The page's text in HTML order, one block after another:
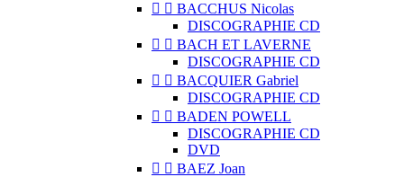
  BACCHUS Nicolas
DISCOGRAPHIE CD
  BACH ET LAVERNE
DISCOGRAPHIE CD
  BACQUIER Gabriel
DISCOGRAPHIE CD
  BADEN POWELL
DISCOGRAPHIE CD
DVD
  BAEZ Joan